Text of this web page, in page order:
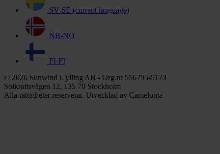
SV-SE (current language)
NB-NO
FI-FI
© 2026 Sunwind Gylling AB - Org.nr 556795-5173
Solkraftsvägen 12, 135 70 Stockholm
Alla rättigheter reserverat. Utvecklad av Camelonta